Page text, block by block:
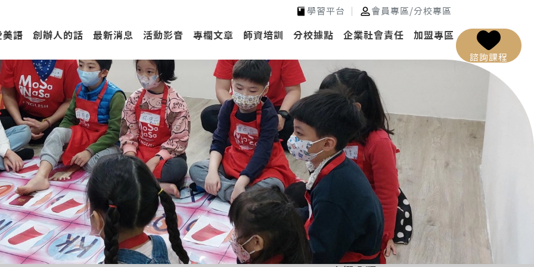
學習平台 會員專區 /分校專區
美語 創辦人的話 最新消息 活動影音 專欄文章 師資培訓 分校據點 企業社會責任 加盟專區
諮詢課程